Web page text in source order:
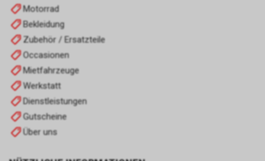
Motorrad
Bekleidung
Zubehör / Ersatzteile
Occasionen
Mietfahrzeuge
Werkstatt
Dienstleistungen
Gutscheine
Über uns